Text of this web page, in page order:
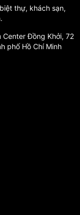
thự, khách sạn,
Center Đồng Khởi, 72
phố Hồ Chí Minh